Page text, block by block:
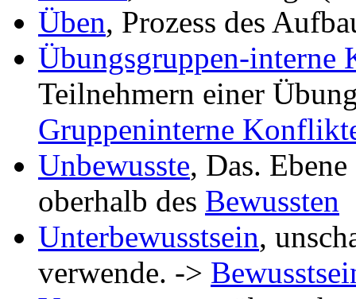
Üben, Prozess des
Übungsgruppen-interne
Teilnehmern einer
Gruppeninterne
Unbewusste, Das.
oberhalb des Bewussten
Unterbewusstsein,
verwende. ->